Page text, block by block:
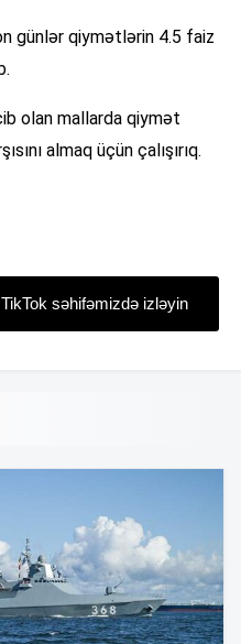
günlər qiymətlərin 4.5 faiz
olan mallarda qiymət
almaq üçün çalışırıq.
səhifəmizdə izləyin